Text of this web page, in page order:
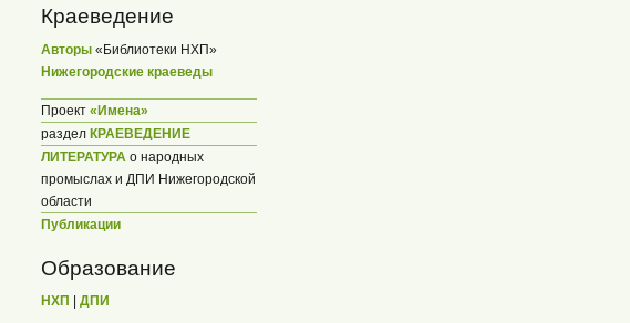
Краеведение
Авторы «Библиотеки НХП»
Нижегородские краеведы
Проект «Имена»
раздел КРАЕВЕДЕНИЕ
ЛИТЕРАТУРА о народных
промыслах и ДПИ Нижегородской
области
Публикации
Образование
НХП ДПИ